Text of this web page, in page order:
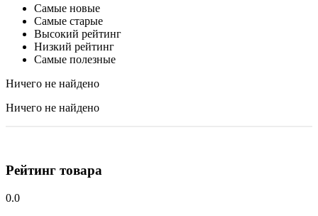
Самые новые
Самые старые
Высокий рейтинг
Низкий рейтинг
Самые полезные
Ничего не найдено
Ничего не найдено
Рейтинг товара
0.0